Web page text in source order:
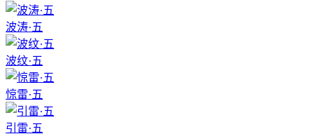
波涛·五
波纹·五
惊雷·五
引雷·五